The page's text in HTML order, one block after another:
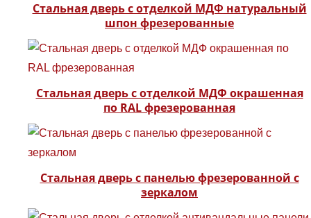
Стальная дверь с отделкой МДФ натуральный
шпон фрезерованные
Стальная дверь с отделкой МДФ окрашенная
по RAL фрезерованная
Стальная дверь с панелью фрезерованной с
зеркалом